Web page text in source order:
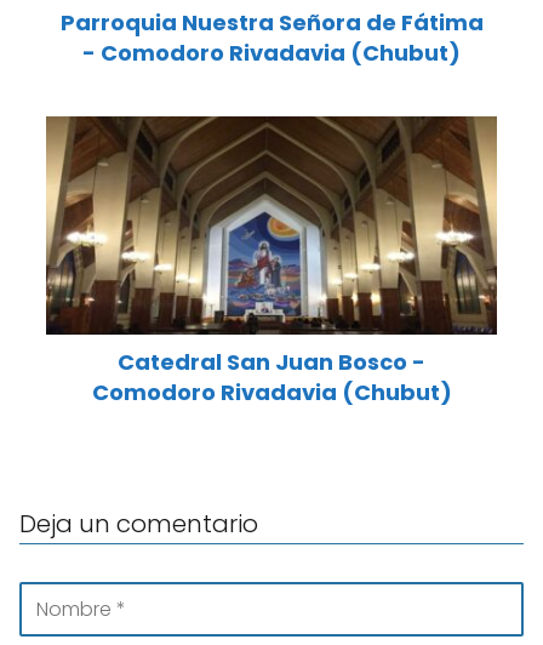
Parroquia Nuestra Señora de Fátima
- Comodoro Rivadavia (Chubut)
Catedral San Juan Bosco -
Comodoro Rivadavia (Chubut)
Deja un comentario